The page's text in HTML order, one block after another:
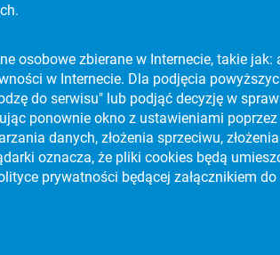
PORADNIKI
CIEKAWE
PORADNIKI
DARMOWY
KIERUNKÓW
osobowe zbierane w Internecie, takie jak:
w Internecie. Dla podjęcia
do serwisu" lub podjąć decyzję w
ponownie okno z ustawieniami
danych, złożenia sprzeciwu,
oznacza, że pliki cookies będą
prywatności będącej załącznikiem